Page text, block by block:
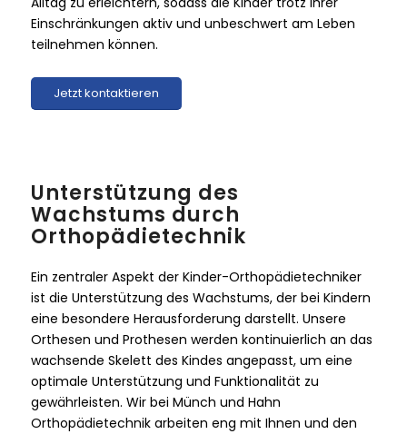
Einschränkungen aktiv und unbeschwert am Leben
teilnehmen können.
Jetzt kontaktieren
Unterstützung des
Wachstums durch
Orthopädietechnik
Ein zentraler Aspekt der Kinder-Orthopädietechniker
ist die Unterstützung des Wachstums, der bei Kindern
eine besondere Herausforderung darstellt. Unsere
Orthesen und Prothesen werden kontinuierlich an das
wachsende Skelett des Kindes angepasst, um eine
optimale Unterstützung und Funktionalität zu
gewährleisten. Wir bei Münch und Hahn
Orthopädietechnik arbeiten eng mit Ihnen und den